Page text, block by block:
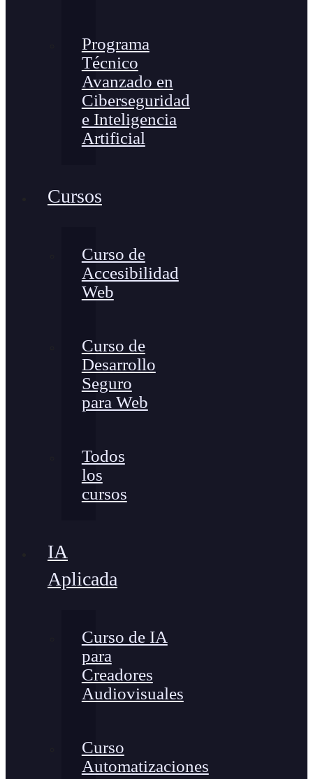
Programa
Técnico
Avanzado en
Ciberseguridad
e Inteligencia
Artificial
Cursos
Curso de
Accesibilidad
Web
Curso de
Desarrollo
Seguro
para Web
Todos
los
cursos
IA
Aplicada
Curso de IA
para
Creadores
Audiovisuales
Curso
Automatizaciones